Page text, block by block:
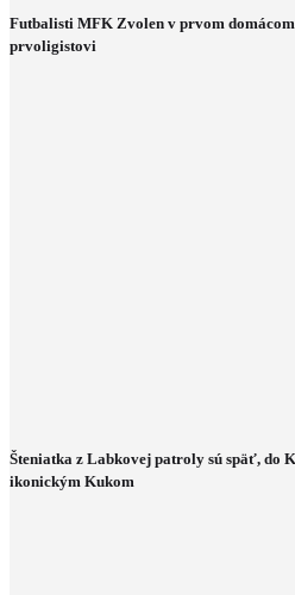
Futbalisti MFK Zvolen v prvom
prvoligistovi
Šteniatka z Labkovej patroly sú späť, do
ikonickým Kukom